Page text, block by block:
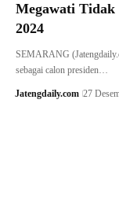
Megawati
2024
SEMARANG
sebagai calon presiden…
Jatengdaily.com 27